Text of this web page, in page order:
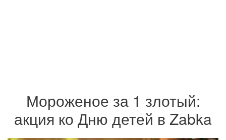
Мороженое за 1 злотый:
акция ко Дню детей в Zabka